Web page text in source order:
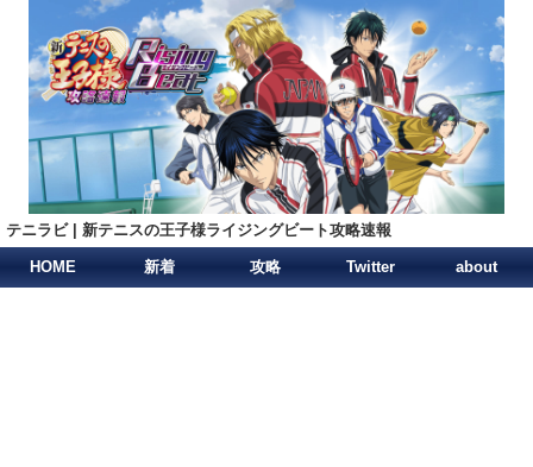
テニラビ | 新テニスの王子様ライジングビート攻略速報
HOME 新着 攻略 Twitter about